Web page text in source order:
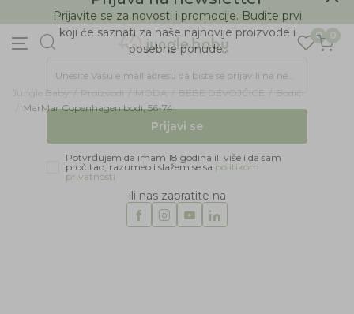
BESPLATNA ISPORUKA Paketa preko 4.000 RSD
0 0
Jungle Baby Proizvodi MODA BEBE DEVOJČICE
Bodići
MarMar Copenhagen bodi, 56-74
Prijava na newsletter
Prijavite se za novosti i promocije. Budite prvi
koji će saznati za naše najnovije proizvode i
posebne ponude.
Prijavi se
Potvrđujem da imam 18 godina ili više i da sam
pročitao, razumeo i slažem se sapolitikom
ili nas zapratite na